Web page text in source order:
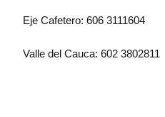
Eje Cafetero: 606 3111604
Valle del Cauca: 602 3802811